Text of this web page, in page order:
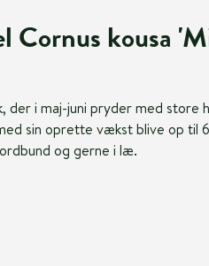
Cornus kousa
der i maj-juni pryder med
sin oprette vækst blive op til
og gerne i læ.